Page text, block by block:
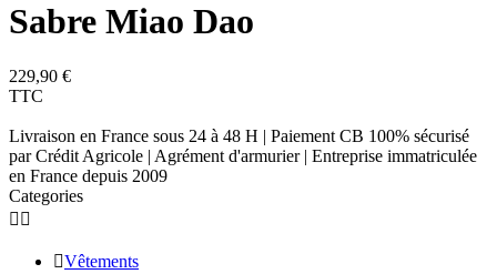
Sabre Miao Dao
229,90 €
TTC
Livraison en France sous 24 à 48 H | Paiement CB 100% sécurisé
par Crédit Agricole | Agrément d'armurier | Entreprise immatriculée
en France depuis 2009
Categories
 
Vêtements